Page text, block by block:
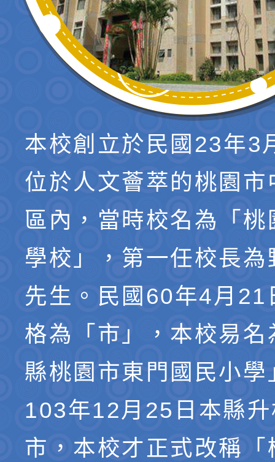
本校創立於民國23年3
位於人文薈萃的桃園市
區內，當時校名為「桃
學校」，第一任校長為
先生。民國60年4月21
格為「市」，本校易名
縣桃園市東門國民小學
103年12月25日本縣
市，本校才正式改稱「